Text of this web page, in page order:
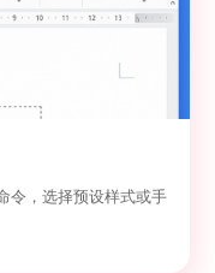
令，选择预设样式或手